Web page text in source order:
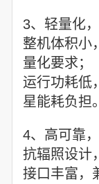
3、轻量化
整机体积小
量化要求；
运行功耗低
星能耗负担。
4、高可靠
抗辐照设计
接口丰富，